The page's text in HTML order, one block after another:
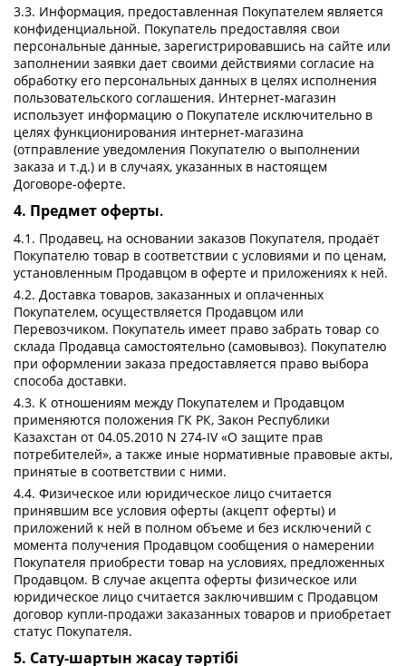
3.3. Информация, предоставленная Покупателем является
конфиденциальной. Покупатель предоставляя свои
персональные данные, зарегистрировавшись на сайте или
заполнении заявки дает своими действиями согласие на
обработку его персональных данных в целях исполнения
пользовательского соглашения. Интернет-магазин
использует информацию о Покупателе исключительно в
целях функционирования интернет-магазина
(отправление уведомления Покупателю о выполнении
заказа и т.д.) и в случаях, указанных в настоящем
Договоре-оферте.
4. Предмет оферты.
4.1. Продавец, на основании заказов Покупателя, продаёт
Покупателю товар в соответствии с условиями и по ценам,
установленным Продавцом в оферте и приложениях к ней.
4.2. Доставка товаров, заказанных и оплаченных
Покупателем, осуществляется Продавцом или
Перевозчиком. Покупатель имеет право забрать товар со
склада Продавца самостоятельно (самовывоз). Покупателю
при оформлении заказа предоставляется право выбора
способа доставки.
4.3. К отношениям между Покупателем и Продавцом
применяются положения ГК РК, Закон Республики
Казахстан от 04.05.2010 N 274-IV «О защите прав
потребителей», а также иные нормативные правовые акты,
принятые в соответствии с ними.
4.4. Физическое или юридическое лицо считается
принявшим все условия оферты (акцепт оферты) и
приложений к ней в полном объеме и без исключений с
момента получения Продавцом сообщения о намерении
Покупателя приобрести товар на условиях, предложенных
Продавцом. В случае акцепта оферты физическое или
юридическое лицо считается заключившим с Продавцом
договор купли-продажи заказанных товаров и приобретает
статус Покупателя.
5. Сату-шартын жасау тәртібі